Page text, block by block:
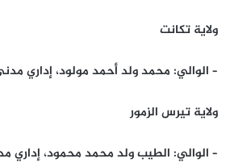
ولاية تكانت
– الوالي: محمد ولد أحمد مولود، إداري
ولاية تيرس الزمور
– الوالي: الطيب ولد محمد محمود، إداري